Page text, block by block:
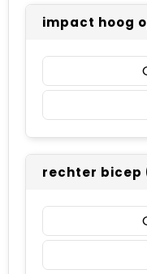
impact hoog
rechter bicep